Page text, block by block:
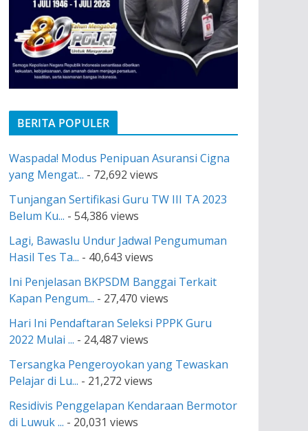
BERITA POPULER
Waspada! Modus Penipuan Asuransi Cigna
yang Mengat... - 72,692 views
Tunjangan Sertifikasi Guru TW III TA 2023
Belum Ku... - 54,386 views
Lagi, Bawaslu Undur Jadwal Pengumuman
Hasil Tes Ta... - 40,643 views
Ini Penjelasan BKPSDM Banggai Terkait
Kapan Pengum... - 27,470 views
Hari Ini Pendaftaran Seleksi PPPK Guru
2022 Mulai ... - 24,487 views
Tersangka Pengeroyokan yang Tewaskan
Pelajar di Lu... - 21,272 views
Residivis Penggelapan Kendaraan Bermotor
di Luwuk ... - 20,031 views